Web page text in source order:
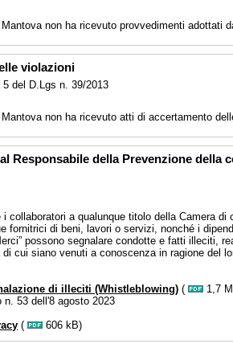
non ha ricevuto provvedimenti adottati
violazioni
del D.Lgs n. 39/2013
non ha ricevuto atti di accertamento
Responsabile della Prevenzione della
i collaboratori a qualunque titolo della Camera
fornitrici di beni, lavori o servizi, nonché i
possono segnalare condotte e fatti illeciti,
cui siano venuti a conoscenza in ragione del
di illeciti (Whistleblowing) (
1,7
n. 53 dell'8 agosto 2023
( 606 kB)